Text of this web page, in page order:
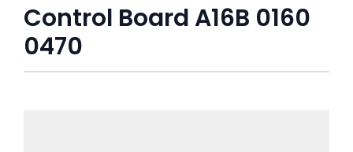
Control Board A16B 0160
0470